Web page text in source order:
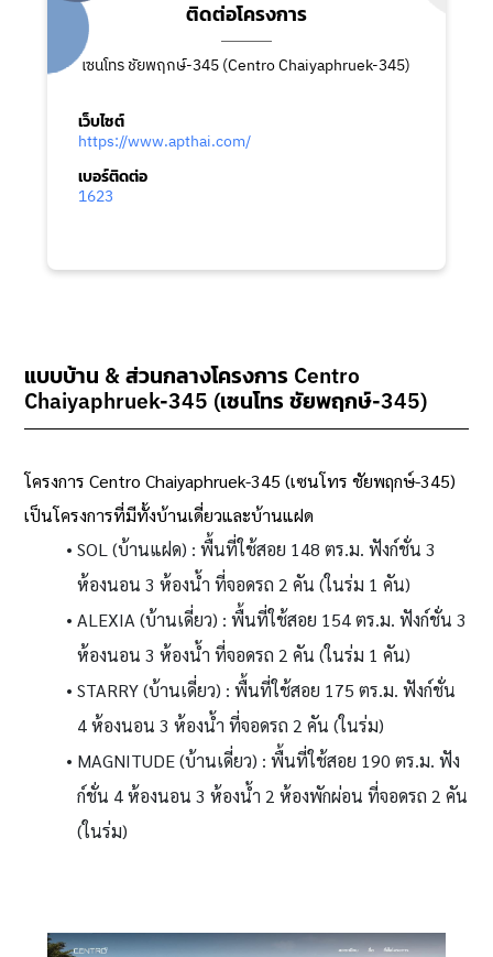
ติดต่อโครงการ
เซนโทร ชัยพฤกษ์-345 (Centro Chaiyaphruek-345)
เว็บไซต์
https://www.apthai.com/
เบอร์ติดต่อ
1623
แบบบ้าน & ส่วนกลางโครงการ Centro
Chaiyaphruek-345 (เซนโทร ชัยพฤกษ์-345)
โครงการ Centro Chaiyaphruek-345 (เซนโทร ชัยพฤกษ์-345)
เป็นโครงการที่มีทั้งบ้านเดี่ยวและบ้านแฝด
SOL (บ้านแฝด) : พื้นที่ใช้สอย 148 ตร.ม. ฟังก์ชั่น 3
ห้องนอน 3 ห้องน้ำ ที่จอดรถ 2 คัน (ในร่ม 1 คัน)
ALEXIA (บ้านเดี่ยว) : พื้นที่ใช้สอย 154 ตร.ม. ฟังก์ชั่น 3
ห้องนอน 3 ห้องน้ำ ที่จอดรถ 2 คัน (ในร่ม 1 คัน)
STARRY (บ้านเดี่ยว) : พื้นที่ใช้สอย 175 ตร.ม. ฟังก์ชั่น
4 ห้องนอน 3 ห้องน้ำ ที่จอดรถ 2 คัน (ในร่ม)
MAGNITUDE (บ้านเดี่ยว) : พื้นที่ใช้สอย 190 ตร.ม. ฟัง
ก์ชั่น 4 ห้องนอน 3 ห้องน้ำ 2 ห้องพักผ่อน ที่จอดรถ 2 คัน
(ในร่ม)